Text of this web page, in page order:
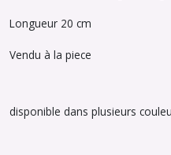
Longueur 20 cm
Vendu à la piece
disponible dans plusieurs